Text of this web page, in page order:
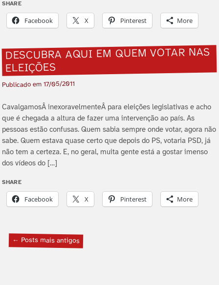
SHARE
Facebook X Pinterest More
DESCUBRA AQUI EM QUEM VOTAR NAS
ELEIÇÕES
Publicado em17/05/2011
CavalgamosÂ inexoravelmenteÂ para eleições legislativas e acho
que é chegada a altura de fazer uma intervenção ao paí­s. As
pessoas estão confusas. Quem sabia sempre onde votar, agora não
sabe. Quem estava quase certo que depois do PS, votaria PSD, já
não tem a certeza. E, no geral, muita gente está a gostar imenso
dos ví­deos do […]
SHARE
Facebook X Pinterest More
← Posts mais antigos